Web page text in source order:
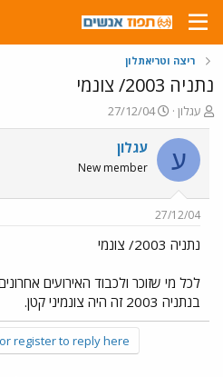
ריצה וטריאתלון
נתניה 2003/ צונמי
פ
ו
ת
ח
ה
ש
א
עגלון
פ
ו
א
ר
27/12/04
ע עגלון
New member
27/12/04
נתניה 2003/ צונמי
לכל מי שזוכר ולכבוד האירועים
בנתניה 2003 זה היה צונמיני קטן.
register to reply here.